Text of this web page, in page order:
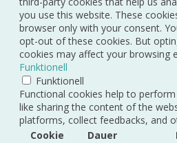
you use this website. These
browser only with your consent.
opt-out of these cookies. But
cookies may affect your browsing
Funktionell
Funktionell
Functional cookies help to
like sharing the content of the
platforms, collect feedbacks, and
Cookie
Dauer